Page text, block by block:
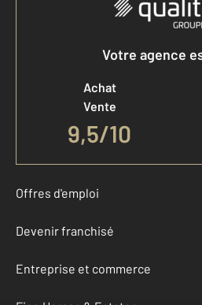
Votre agence
Achat
Vente
9,5/10
Offres d'emploi
Devenir franchisé
Entreprise et commerce